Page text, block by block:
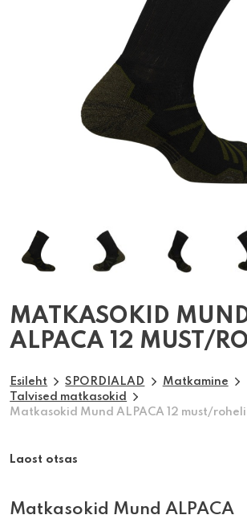
MATKASOKID
ALPACA 12 MUST/
Esileht SPORDIALAD
Matkamine
Talvised matkasokid
Matkasokid Mund ALPACA 12 must/
Laost otsas
Matkasokid Mund ALPACA